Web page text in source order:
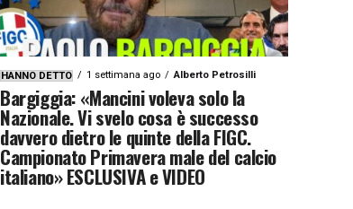
HANNO DETTO 1 settimana ago Alberto Petrosilli
Bargiggia: «Mancini voleva solo la
Nazionale. Vi svelo cosa è successo
davvero dietro le quinte della FIGC.
Campionato Primavera male del calcio
italiano» ESCLUSIVA e VIDEO